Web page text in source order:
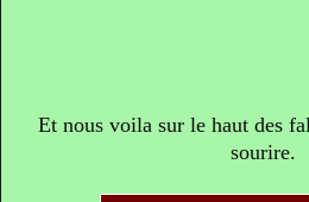
Et nous voila sur le haut des
sourire.